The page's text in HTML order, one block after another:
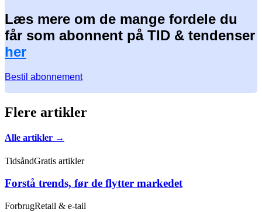
Læs mere om de mange fordele du
får som abonnent på TID & tendenser
her
Bestil abonnement
Flere artikler
Alle artikler →
TidsåndGratis artikler
Forstå trends, før de flytter markedet
ForbrugRetail & e-tail